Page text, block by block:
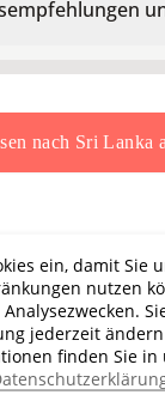
nach Sri Lanka
Beratung
ein, damit Sie
nutzen
jederzeit
finden Sie in